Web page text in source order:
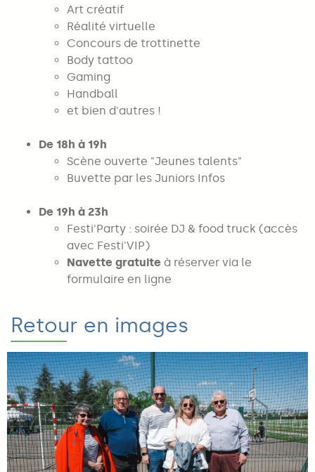
Art créatif
Réalité virtuelle
Concours de trottinette
Body tattoo
Gaming
Handball
et bien d'autres !
De 18h à 19h
Scène ouverte "Jeunes talents"
Buvette par les Juniors Infos
De 19h à 23h
Festi'Party : soirée DJ & food truck (accès
avec Festi'VIP)
Navette gratuite à réserver via le
formulaire en ligne
Retour en images